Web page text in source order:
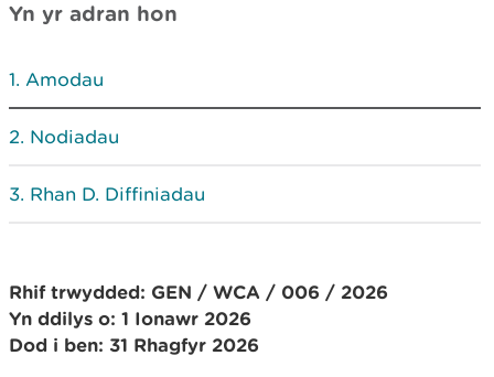
Yn yr adran hon
Amodau
Nodiadau
Rhan D. Diffiniadau
Rhif trwydded: GEN / WCA / 006 / 2026
Yn ddilys o: 1 Ionawr 2026
Dod i ben: 31 Rhagfyr 2026